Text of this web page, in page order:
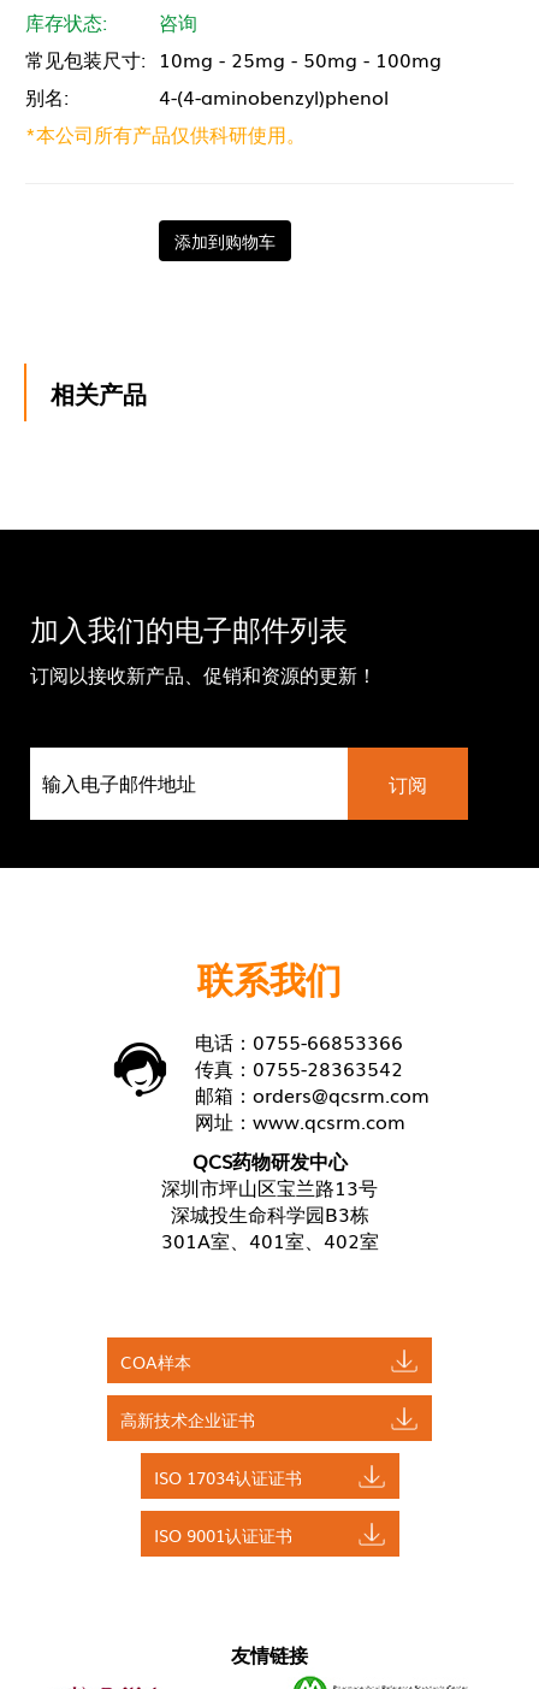
库存状态:
咨询
常见包装尺寸: 10mg - 25mg - 50mg - 100mg
别名:
4-(4-aminobenzyl)phenol
*本公司所有产品仅供科研使用。
添加到购物车
相关产品
加入我们的电子邮件列表
订阅以接收新产品、促销和资源的更新！
联系我们
电话：0755-66853366
传真：0755-28363542
邮箱： orders@qcsrm.com
网址： www.qcsrm.com
QCS药物研发中心
深圳市坪山区宝兰路13号
深城投生命科学园B3栋
301A室、401室、402室
COA样本
高新技术企业证书
ISO 17034认证证书
ISO 9001认证证书
友情链接